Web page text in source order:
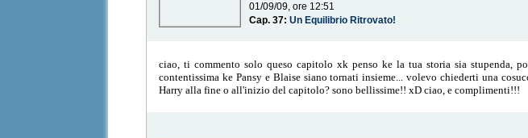
01/09/09, ore 12:51
Cap. 37:Un Equilibrio Ritrovato!
ciao, ti commento solo queso capitolo xk penso ke la tua storia sia stupenda,
contentissima ke Pansy e Blaise siano tornati insieme... volevo chiederti una
Harry alla fine o all'inizio del capitolo? sono bellissime!! xD ciao, e complimenti!!!